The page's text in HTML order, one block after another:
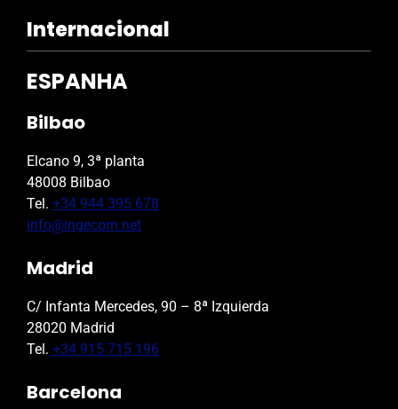
Internacional
ESPANHA
Bilbao
Elcano 9, 3ª planta
48008 Bilbao
Tel. +34 944 395 678
info@ingecom.net
Madrid
C/ Infanta Mercedes, 90 – 8ª Izquierda
28020 Madrid
Tel. +34 915 715 196
Barcelona